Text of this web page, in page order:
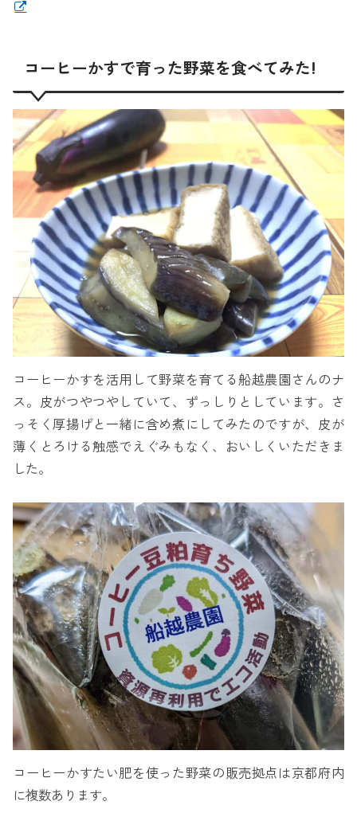
コーヒーかすで育った野菜を食べてみた!
コーヒーかすを活用して野菜を育てる船越農園さんのナ
ス。皮がつやつやしていて、ずっしりとしています。さ
っそく厚揚げと一緒に含め煮にしてみたのですが、皮が
薄くとろける触感でえぐみもなく、おいしくいただきま
した。
コーヒーかすたい肥を使った野菜の販売拠点は京都府内
に複数あります。